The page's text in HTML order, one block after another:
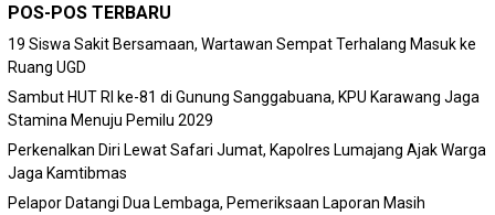
POS-POS TERBARU
19 Siswa Sakit Bersamaan, Wartawan Sempat Terhalang Masuk ke
Ruang UGD
Sambut HUT RI ke-81 di Gunung Sanggabuana, KPU Karawang Jaga
Stamina Menuju Pemilu 2029
Perkenalkan Diri Lewat Safari Jumat, Kapolres Lumajang Ajak Warga
Jaga Kamtibmas
Pelapor Datangi Dua Lembaga, Pemeriksaan Laporan Masih